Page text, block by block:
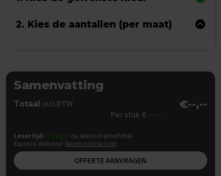
2. Kies de aantallen (per maat)
Samenvatting
Totaal incl.BTW €--,--
Per stuk € --,--
Levertijd: 5 dagen na akkoord proefdruk
Express delivery? Neem contact op!
OFFERTE AANVRAGEN